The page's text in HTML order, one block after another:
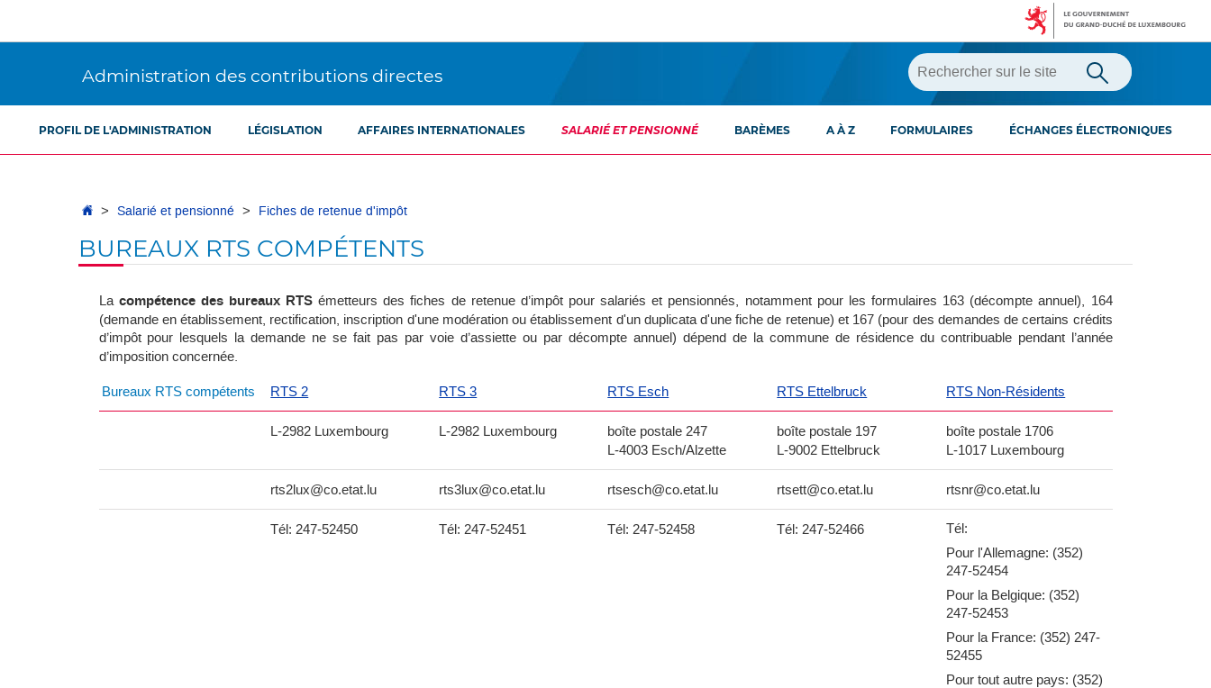
Administration des contributions directes
PROFIL DE L'ADMINISTRATION LÉGISLATION AFFAIRES INTERNATIONALES SALARIÉ ET PENSIONNÉ BARÈMES A À Z FORMULAIRES ÉCHANGES ÉLECTRONIQUES
AccueilSalarié et pensionné Fiches de retenue d'impôt
BUREAUX RTS COMPÉTENTS
La compétence des bureaux RTS émetteurs des fiches de retenue d’impôt pour salariés et pensionnés, notamment pour les formulaires 163 (décompte annuel), 164
(demande en établissement, rectification, inscription d'une modération ou établissement d'un duplicata d'une fiche de retenue) et 167 (pour des demandes de certains crédits
d’impôt pour lesquels la demande ne se fait pas par voie d’assiette ou par décompte annuel) dépend de la commune de résidence du contribuable pendant l’année
d’imposition concernée.
Bureaux RTS compétents RTS 2 RTS 3 RTS Esch RTS Ettelbruck RTS Non-Résidents
L-2982 Luxembourg L-2982 Luxembourg
boîte postale 247
L-4003 Esch/Alzette
boîte postale 197
L-9002 Ettelbruck
boîte postale 1706
L-1017 Luxembourg
rts2lux@co.etat.lu rts3lux@co.etat.lu rtsesch@co.etat.lu rtsett@co.etat.lu rtsnr@co.etat.lu
Tél: 247-52450 Tél: 247-52451 Tél: 247-52458 Tél: 247-52466
Tél:
Pour l'Allemagne: (352)
247-52454
Pour la Belgique: (352)
247-52453
Pour la France: (352) 247-
52455
Pour tout autre pays: (352)